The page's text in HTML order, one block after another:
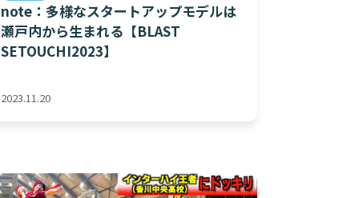
note：多様なスタートアップモデルは
瀬戸内から生まれる【BLAST
SETOUCHI2023】
2023.11.20